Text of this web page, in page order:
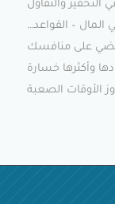
والتفاؤل
– القواعد…
وأكثرها خسارة